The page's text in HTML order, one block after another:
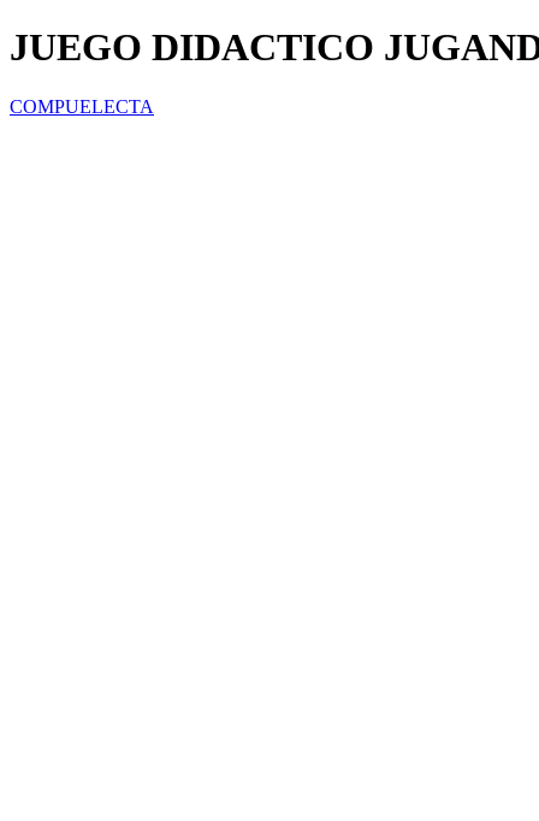
JUEGO DIDACTICO
COMPUELECTA